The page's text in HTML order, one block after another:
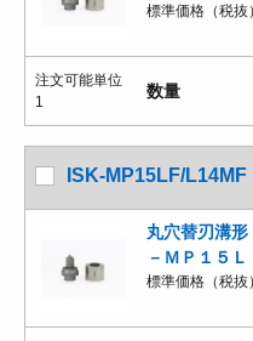
標準価格（税抜
注文可能単位
1
数量
ISK-MP15LF/L14MF
丸穴替刃溝
－ＭＰ１５
標準価格（税抜